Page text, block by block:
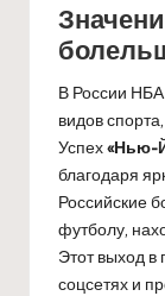
В России
видов
Успех«Нью-
благодаря
Российские
футболу,
Этот выход
соцсетях и